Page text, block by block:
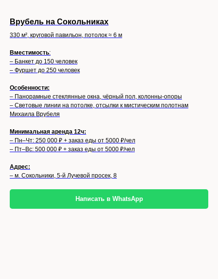
Врубель на Сокольниках
330 м², круговой павильон, потолок ≈ 6 м
Вместимость:
– Банкет до 150 человек
– Фуршет до 250 человек
Особенности:
– Панорамные стеклянные окна, чёрный пол, колонны-опоры
– Световые линии на потолке, отсылки к мистическим полотнам
Михаила Врубеля
Минимальная аренда 12ч:
– Пн–Чт: 250 000 ₽ + заказ еды от 5000 ₽/чел
– Пт–Вс: 500 000 ₽ + заказ еды от 5000 ₽/чел
Адрес:
– м. Сокольники, 5-й Лучевой просек, 8
Написать в WhatsApp